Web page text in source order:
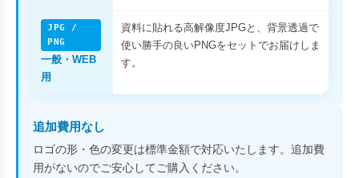
JPG /
PNG
一般・WEB
用
資料に貼れる高解像度JPGと、背景透過で
使い勝手の良いPNGをセットでお届けしま
す。
追加費用なし
ロゴの形・色の変更は標準金額で対応いたします。追加費
用がないのでご安心してご購入ください。